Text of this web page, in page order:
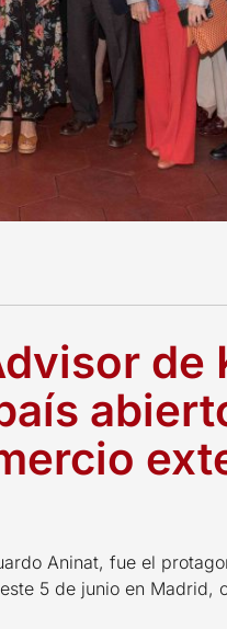
de
Aninat, fue el
5 de junio en Madrid,